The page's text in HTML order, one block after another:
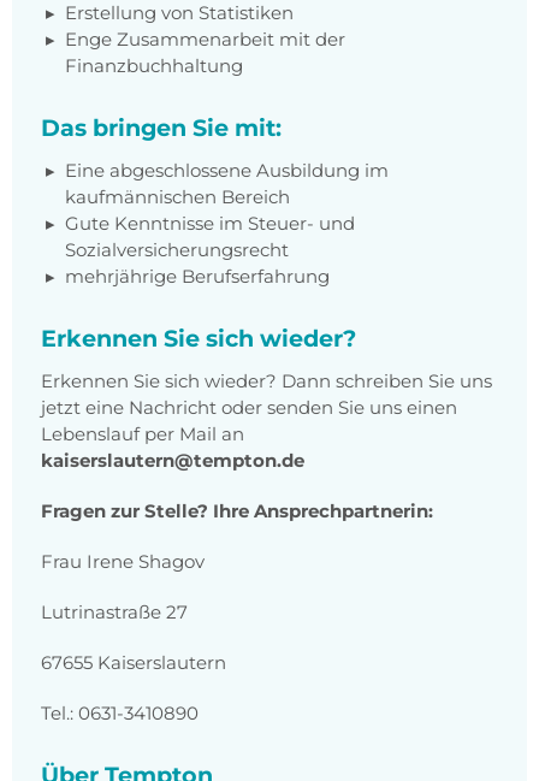
Erstellung von Statistiken
Enge Zusammenarbeit mit der
Finanzbuchhaltung
Das bringen Sie mit:
Eine abgeschlossene Ausbildung im
kaufmännischen Bereich
Gute Kenntnisse im Steuer- und
Sozialversicherungsrecht
mehrjährige Berufserfahrung
Erkennen Sie sich wieder?
Erkennen Sie sich wieder? Dann schreiben Sie uns
jetzt eine Nachricht oder senden Sie uns einen
Lebenslauf per Mail an
kaiserslautern@tempton.de
Fragen zur Stelle? Ihre Ansprechpartnerin:
Frau Irene Shagov
Lutrinastraße 27
67655 Kaiserslautern
Tel.: 0631-3410890